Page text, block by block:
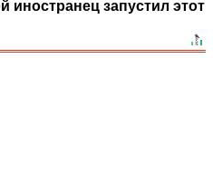
иностранец запустил этот